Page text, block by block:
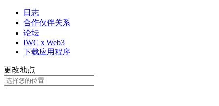
日志
合作伙伴关系
论坛
IWC x Web3
下载应用程序
更改地点